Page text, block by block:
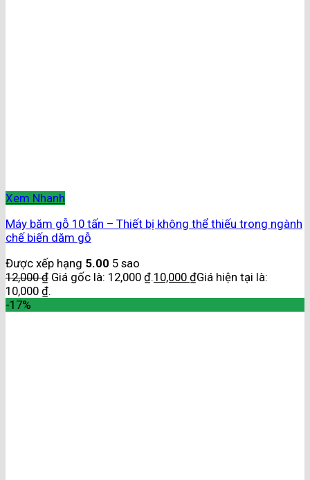
Xem Nhanh
Máy băm gỗ 10 tấn – Thiết bị không thể thiếu trong ngành
chế biến dăm gỗ
Được xếp hạng 5.00 5 sao
12,000₫ Giá gốc là: 12,000 ₫.10,000 ₫Giá hiện tại là:
10,000 ₫.
-17%